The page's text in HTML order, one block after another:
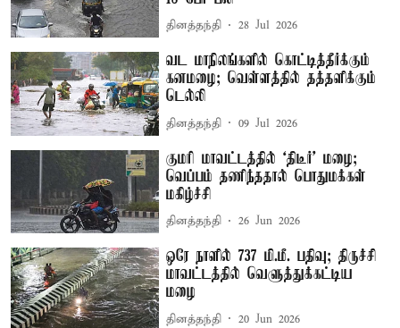
தினத்தந்தி 28 Jul 2026
வட மாநிலங்களில் கொட்டித்தீர்க்கும்
கனமழை; வெள்ளத்தில் தத்தளிக்கும்
டெல்லி
தினத்தந்தி 09 Jul 2026
குமரி மாவட்டத்தில் ‘திடீர்’ மழை;
வெப்பம் தணிந்ததால் பொதுமக்கள்
மகிழ்ச்சி
தினத்தந்தி 26 Jun 2026
ஒரே நாளில் 737 மி.மீ. பதிவு; திருச்சி
மாவட்டத்தில் வெளுத்துக்கட்டிய
மழை
தினத்தந்தி 20 Jun 2026